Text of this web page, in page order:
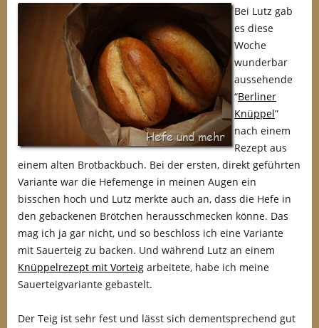
Bei Lutz gab
es diese
Woche
wunderbar
aussehende
“Berliner
Knüppel”
nach einem
Rezept aus
einem alten Brotbackbuch. Bei der ersten, direkt geführten
Variante war die Hefemenge in meinen Augen ein
bisschen hoch und Lutz merkte auch an, dass die Hefe in
den gebackenen Brötchen herausschmecken könne. Das
mag ich ja gar nicht, und so beschloss ich eine Variante
mit Sauerteig zu backen. Und während Lutz an einem
Knüppelrezept mit Vorteig arbeitete, habe ich meine
Sauerteigvariante gebastelt.
Der Teig ist sehr fest und lässt sich dementsprechend gut